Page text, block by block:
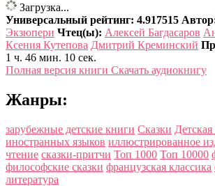
Загрузка...
Универсальный рейтинг: 4.917515
Экзюпери Чтец(ы): Алексей Багдасаров
Ксения Кутепова Дмитрий Креминский
1 ч. 46 мин. 10 сек.
Полная версия книги Скачать аудиокнигу
Жанры:
зарубежные детские книги Сказки Детская
иностранных языков иллюстрированное
чтение сказки-притчи Топ 1000 Топ 10000
философские сказки французская классика
литература